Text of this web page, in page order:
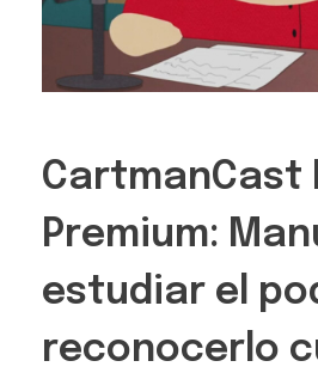
CartmanCast
Premium:
estudiar el
reconocerlo